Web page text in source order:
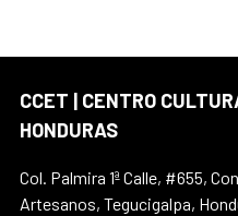
CCET | CENTRO
HONDURAS
Col. Palmira 1ª Calle, #655,
Artesanos, Tegucigalpa,